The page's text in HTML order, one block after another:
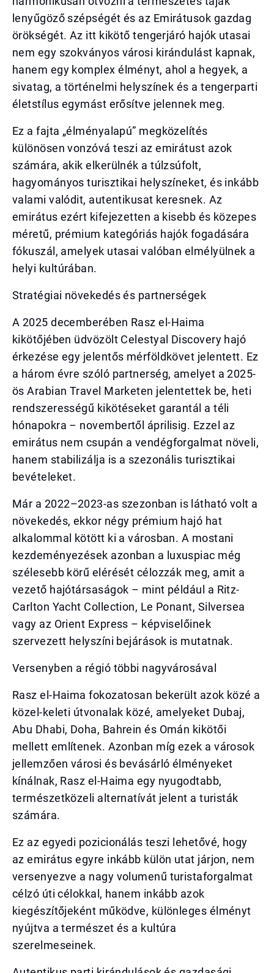
lenyűgöző szépségét és az Emirátusok gazdag
örökségét. Az itt kikötő tengerjáró hajók utasai
nem egy szokványos városi kirándulást kapnak,
hanem egy komplex élményt, ahol a hegyek, a
sivatag, a történelmi helyszínek és a tengerparti
életstílus egymást erősítve jelennek meg.
Ez a fajta „élményalapú” megközelítés
különösen vonzóvá teszi az emirátust azok
számára, akik elkerülnék a túlzsúfolt,
hagyományos turisztikai helyszíneket, és inkább
valami valódit, autentikusat keresnek. Az
emirátus ezért kifejezetten a kisebb és közepes
méretű, prémium kategóriás hajók fogadására
fókuszál, amelyek utasai valóban elmélyülnek a
helyi kultúrában.
Stratégiai növekedés és partnerségek
A 2025 decemberében Rasz el-Haima
kikötőjében üdvözölt Celestyal Discovery hajó
érkezése egy jelentős mérföldkövet jelentett. Ez
a három évre szóló partnerség, amelyet a 2025-
ös Arabian Travel Marketen jelentettek be, heti
rendszerességű kikötéseket garantál a téli
hónapokra – novembertől áprilisig. Ezzel az
emirátus nem csupán a vendégforgalmat növeli,
hanem stabilizálja is a szezonális turisztikai
bevételeket.
Már a 2022–2023-as szezonban is látható volt a
növekedés, ekkor négy prémium hajó hat
alkalommal kötött ki a városban. A mostani
kezdeményezések azonban a luxuspiac még
szélesebb körű elérését célozzák meg, amit a
vezető hajótársaságok – mint például a Ritz-
Carlton Yacht Collection, Le Ponant, Silversea
vagy az Orient Express – képviselőinek
szervezett helyszíni bejárások is mutatnak.
Versenyben a régió többi nagyvárosával
Rasz el-Haima fokozatosan bekerült azok közé a
közel-keleti útvonalak közé, amelyeket Dubaj,
Abu Dhabi, Doha, Bahrein és Omán kikötői
mellett említenek. Azonban míg ezek a városok
jellemzően városi és bevásárló élményeket
kínálnak, Rasz el-Haima egy nyugodtabb,
természetközeli alternatívát jelent a turisták
számára.
Ez az egyedi pozicionálás teszi lehetővé, hogy
az emirátus egyre inkább külön utat járjon, nem
versenyezve a nagy volumenű turistaforgalmat
célzó úti célokkal, hanem inkább azok
kiegészítőjeként működve, különleges élményt
nyújtva a természet és a kultúra
szerelmeseinek.